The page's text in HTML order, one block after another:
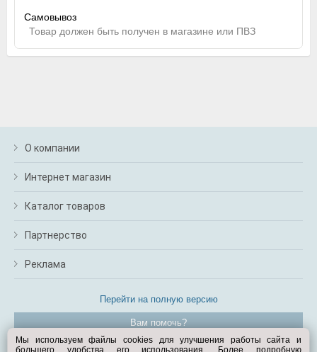
Самовывоз
Товар должен быть получен в магазине или ПВЗ
О компании
Интернет магазин
Каталог товаров
Партнерство
Реклама
Перейти на полную версию
Вам помочь?
Мы используем файлы cookies для улучшения работы сайта и
большего удобства его использования. Более подробную